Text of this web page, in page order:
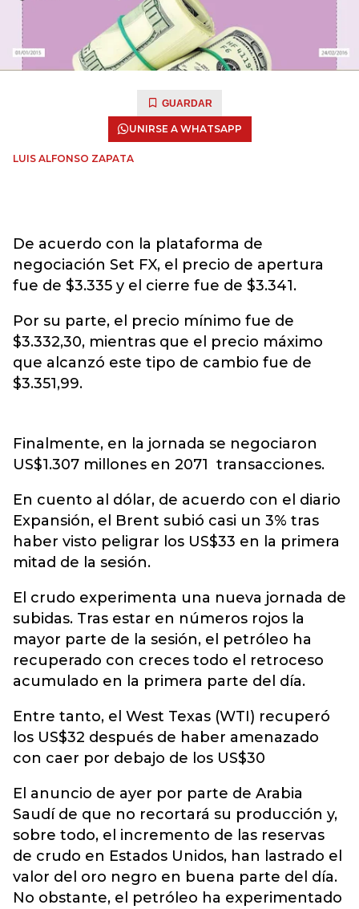
GUARDAR
UNIRSE A WHATSAPP
LUIS ALFONSO ZAPATA
De acuerdo con la plataforma de
negociación Set FX, el precio de apertura
fue de $3.335 y el cierre fue de $3.341.
Por su parte, el precio mínimo fue de
$3.332,30, mientras que el precio máximo
que alcanzó este tipo de cambio fue de
$3.351,99.
Finalmente, en la jornada se negociaron
US$1.307 millones en 2071 transacciones.
En cuento al dólar, de acuerdo con el diario
Expansión, el Brent subió casi un 3% tras
haber visto peligrar los US$33 en la primera
mitad de la sesión.
El crudo experimenta una nueva jornada de
subidas. Tras estar en números rojos la
mayor parte de la sesión, el petróleo ha
recuperado con creces todo el retroceso
acumulado en la primera parte del día.
Entre tanto, el West Texas (WTI) recuperó
los US$32 después de haber amenazado
con caer por debajo de los US$30
El anuncio de ayer por parte de Arabia
Saudí de que no recortará su producción y,
sobre todo, el incremento de las reservas
de crudo en Estados Unidos, han lastrado el
valor del oro negro en buena parte del día.
No obstante, el petróleo ha experimentado